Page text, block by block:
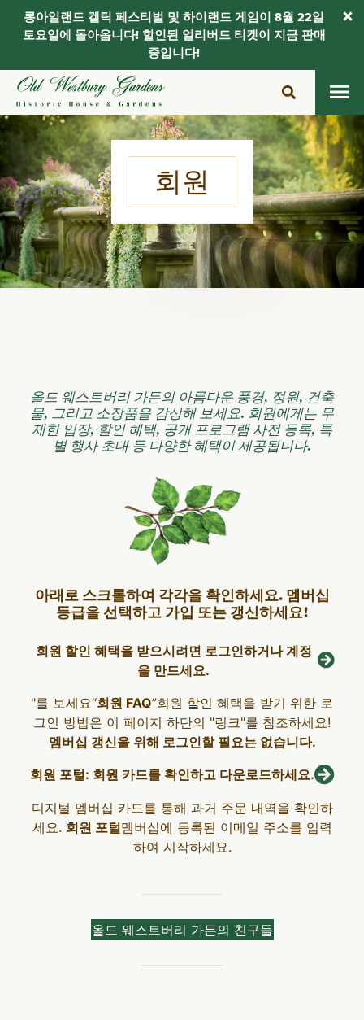
츠
로
건
너
뛰
기
회원
올드 웨스트버리 가든의 아름다운 풍경, 정원, 건축
물, 그리고 소장품을 감상해 보세요. 회원에게는 무
제한 입장, 할인 혜택, 공개 프로그램 사전 등록, 특
별 행사 초대 등 다양한 혜택이 제공됩니다.
아래로 스크롤하여 각각을 확인하세요. 멤버십
등급을 선택하고 가입 또는 갱신하세요!
회원 할인 혜택을 받으시려면 로그인하거나 계정
을 만드세요.
"를 보세요“회원 FAQ”회원 할인 혜택을 받기 위한 로
그인 방법은 이 페이지 하단의 "링크"를 참조하세요!
멤버십 갱신을 위해 로그인할 필요는 없습니다.
회원 포털: 회원 카드를 확인하고 다운로드하세요.
디지털 멤버십 카드를 통해 과거 주문 내역을 확인하
세요. 회원 포털멤버십에 등록된 이메일 주소를 입력
하여 시작하세요.
올드 웨스트버리 가든의 친구들
롱아일랜드 켈틱 페스티벌 및 하이랜드 게임이 8월 22일
토요일에 돌아옵니다! 할인된 얼리버드 티켓이 지금 판매
중입니다!